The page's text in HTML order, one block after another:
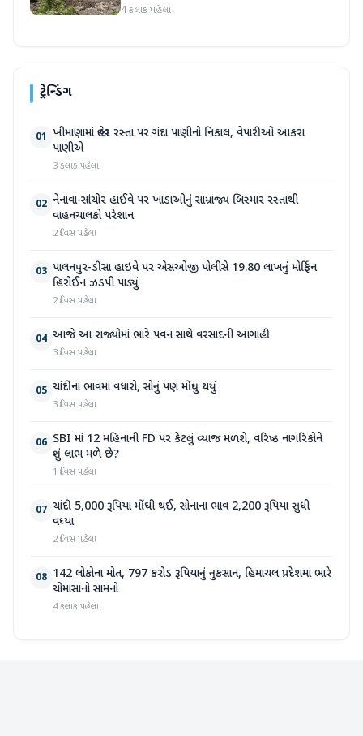
4 કલાક પહેલા
ટ્રેન્ડિંગ
01 ખીમાણામાં જાહેર રસ્તા પર ગંદા પાણીનો નિકાલ, વેપારીઓ આકરા
પાણીએ
3 કલાક પહેલા
02 નેનાવા-સાંચોર હાઈવે પર ખાડાઓનું સામ્રાજ્ય બિસ્માર રસ્તાથી
વાહનચાલકો પરેશાન
2 દિવસ પહેલા
03 પાલનપુર-ડીસા હાઇવે પર એસઓજી પોલીસે 19.80 લાખનું મોર્ફિન
હિરોઈન ઝડપી પાડ્યું
2 દિવસ પહેલા
04 આજે આ રાજ્યોમાં ભારે પવન સાથે વરસાદની આગાહી
3 દિવસ પહેલા
05 ચાંદીના ભાવમાં વધારો, સોનું પણ મોંઘુ થયું
3 દિવસ પહેલા
06 SBI માં 12 મહિનાની FD પર કેટલું વ્યાજ મળશે, વરિષ્ઠ નાગરિકોને
શું લાભ મળે છે?
1 દિવસ પહેલા
07 ચાંદી 5,000 રૂપિયા મોંઘી થઈ, સોનાના ભાવ 2,200 રૂપિયા સુધી
વધ્યા
2 દિવસ પહેલા
08 142 લોકોના મોત, 797 કરોડ રૂપિયાનું નુકસાન, હિમાચલ પ્રદેશમાં ભારે
ચોમાસાનો સામનો
4 કલાક પહેલા